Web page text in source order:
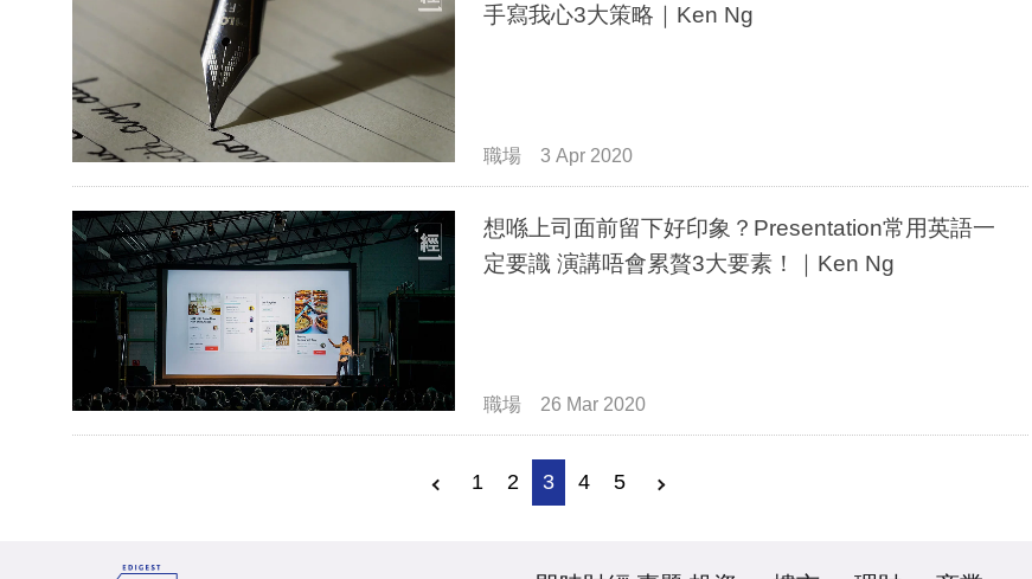
手寫我心3大策略｜Ken Ng
職場 3 Apr 2020
想喺上司面前留下好印象？Presentation常用英語一
定要識 演講唔會累贅3大要素！｜Ken Ng
職場 26 Mar 2020
1 2 3 4 5